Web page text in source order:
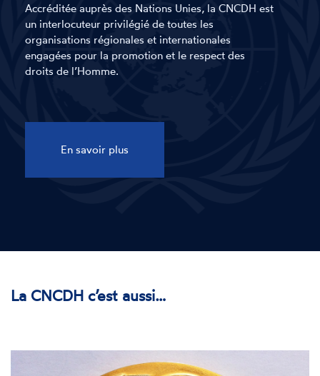
Accréditée auprès des Nations Unies, la CNCDH est
un interlocuteur privilégié de toutes les
organisations régionales et internationales
engagées pour la promotion et le respect des
droits de l’Homme.
En savoir plus
La CNCDH c’est aussi…